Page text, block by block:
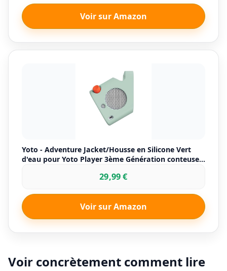
Voir sur Amazon
Yoto - Adventure Jacket/Housse en Silicone Vert
d'eau pour Yoto Player 3ème Génération conteuse
29,99 €
Voir sur Amazon
Voir concrètement comment lire